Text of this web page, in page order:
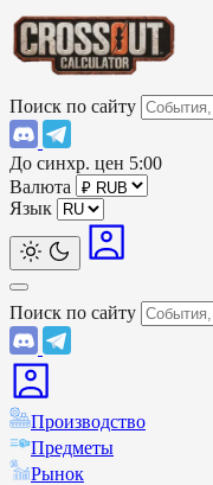
Поиск по сайту
До синхр. цен 5:00
Валюта
Язык
Поиск по сайту
Производство
Предметы
Рынок